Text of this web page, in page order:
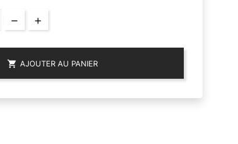
 AJOUTER AU PANIER